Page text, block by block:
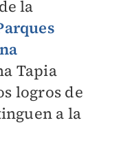
la
Tapia
logros de
a la